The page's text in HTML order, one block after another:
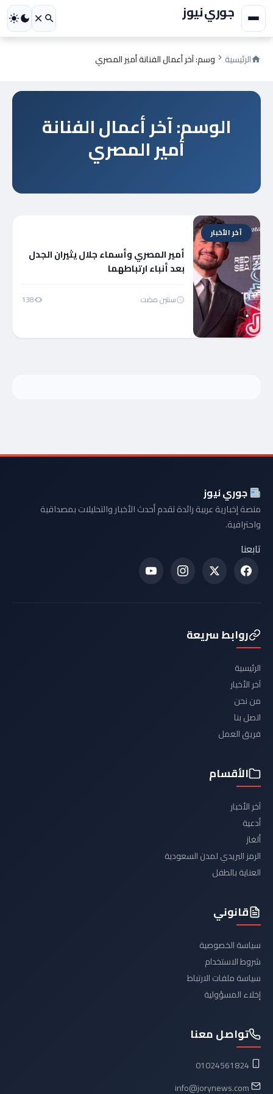
جوري نيوز
الرئيسية وسم: آخر أعمال الفنانة أمير المصري
الوسم: آخر أعمال الفنانة
أمير المصري
آخر الأخبار
أمير المصري وأسماء جلال يثيران الجدل
بعد أنباء ارتباطهما
سنتين مضت 138
جوري نيوز
منصة إخبارية عربية رائدة تقدم أحدث الأخبار والتحليلات بمصداقية
واحترافية.
تابعنا
روابط سريعة
الرئيسية
آخر الأخبار
من نحن
اتصل بنا
فريق العمل
الأقسام
آخر الأخبار
أدعية
ألغاز
الرمز البريدي لمدن السعودية
العناية بالطفل
قانوني
سياسة الخصوصية
شروط الاستخدام
سياسة ملفات الارتباط
إخلاء المسؤولية
تواصل معنا
01024561824
info@jorynews.com